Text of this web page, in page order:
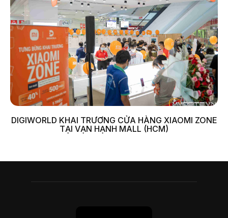
DIGIWORLD KHAI TRƯƠNG CỬA HÀNG XIAOMI ZONE
TẠI VẠN HẠNH MALL (HCM)